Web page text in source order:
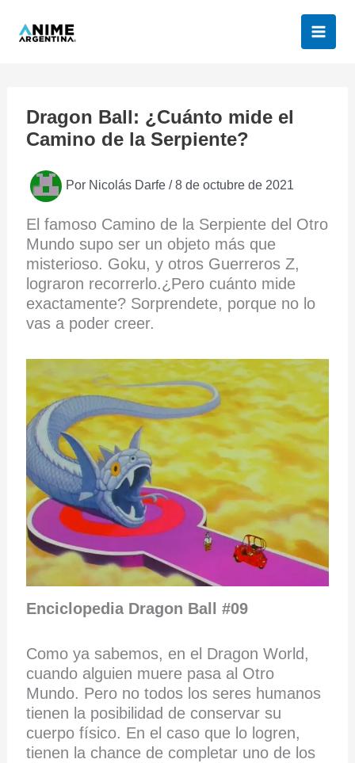
Dragon Ball: ¿Cuánto mide el
Camino de la Serpiente?
Por Nicolás Darfe /8 de octubre de 2021
El famoso Camino de la Serpiente del Otro
Mundo supo ser un objeto más que
misterioso. Goku, y otros Guerreros Z,
lograron recorrerlo.¿Pero cuánto mide
exactamente? Sorprendete, porque no lo
vas a poder creer.
Enciclopedia Dragon Ball #09
Como ya sabemos, en el Dragon World,
cuando alguien muere pasa al Otro
Mundo. Pero no todos los seres humanos
tienen la posibilidad de conservar su
cuerpo físico. En el caso que lo logren,
tienen la chance de completar uno de los